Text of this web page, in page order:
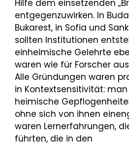
Hilfe dem einsetzenden
entgegenzuwirken. In
Bukarest, in Sofia und
sollten Institutionen
einheimische Gelehrte
waren wie für Forscher
Alle Gründungen waren
in Kontextsensitivität:
heimische
ohne sich von ihnen
waren Lernerfahrungen,
führten, die in den